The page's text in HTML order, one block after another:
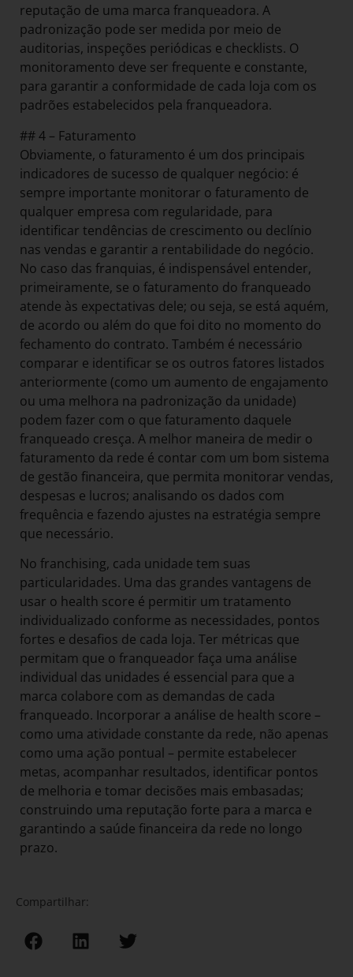
reputação de uma marca franqueadora. A
padronização pode ser medida por meio de
auditorias, inspeções periódicas e checklists. O
monitoramento deve ser frequente e constante,
para garantir a conformidade de cada loja com os
padrões estabelecidos pela franqueadora.
## 4 – Faturamento
Obviamente, o faturamento é um dos principais
indicadores de sucesso de qualquer negócio: é
sempre importante monitorar o faturamento de
qualquer empresa com regularidade, para
identificar tendências de crescimento ou declínio
nas vendas e garantir a rentabilidade do negócio.
No caso das franquias, é indispensável entender,
primeiramente, se o faturamento do franqueado
atende às expectativas dele; ou seja, se está aquém,
de acordo ou além do que foi dito no momento do
fechamento do contrato. Também é necessário
comparar e identificar se os outros fatores listados
anteriormente (como um aumento de engajamento
ou uma melhora na padronização da unidade)
podem fazer com o que faturamento daquele
franqueado cresça. A melhor maneira de medir o
faturamento da rede é contar com um bom sistema
de gestão financeira, que permita monitorar vendas,
despesas e lucros; analisando os dados com
frequência e fazendo ajustes na estratégia sempre
que necessário.
No franchising, cada unidade tem suas
particularidades. Uma das grandes vantagens de
usar o health score é permitir um tratamento
individualizado conforme as necessidades, pontos
fortes e desafios de cada loja. Ter métricas que
permitam que o franqueador faça uma análise
individual das unidades é essencial para que a
marca colabore com as demandas de cada
franqueado. Incorporar a análise de health score –
como uma atividade constante da rede, não apenas
como uma ação pontual – permite estabelecer
metas, acompanhar resultados, identificar pontos
de melhoria e tomar decisões mais embasadas;
construindo uma reputação forte para a marca e
garantindo a saúde financeira da rede no longo
prazo.
Compartilhar: